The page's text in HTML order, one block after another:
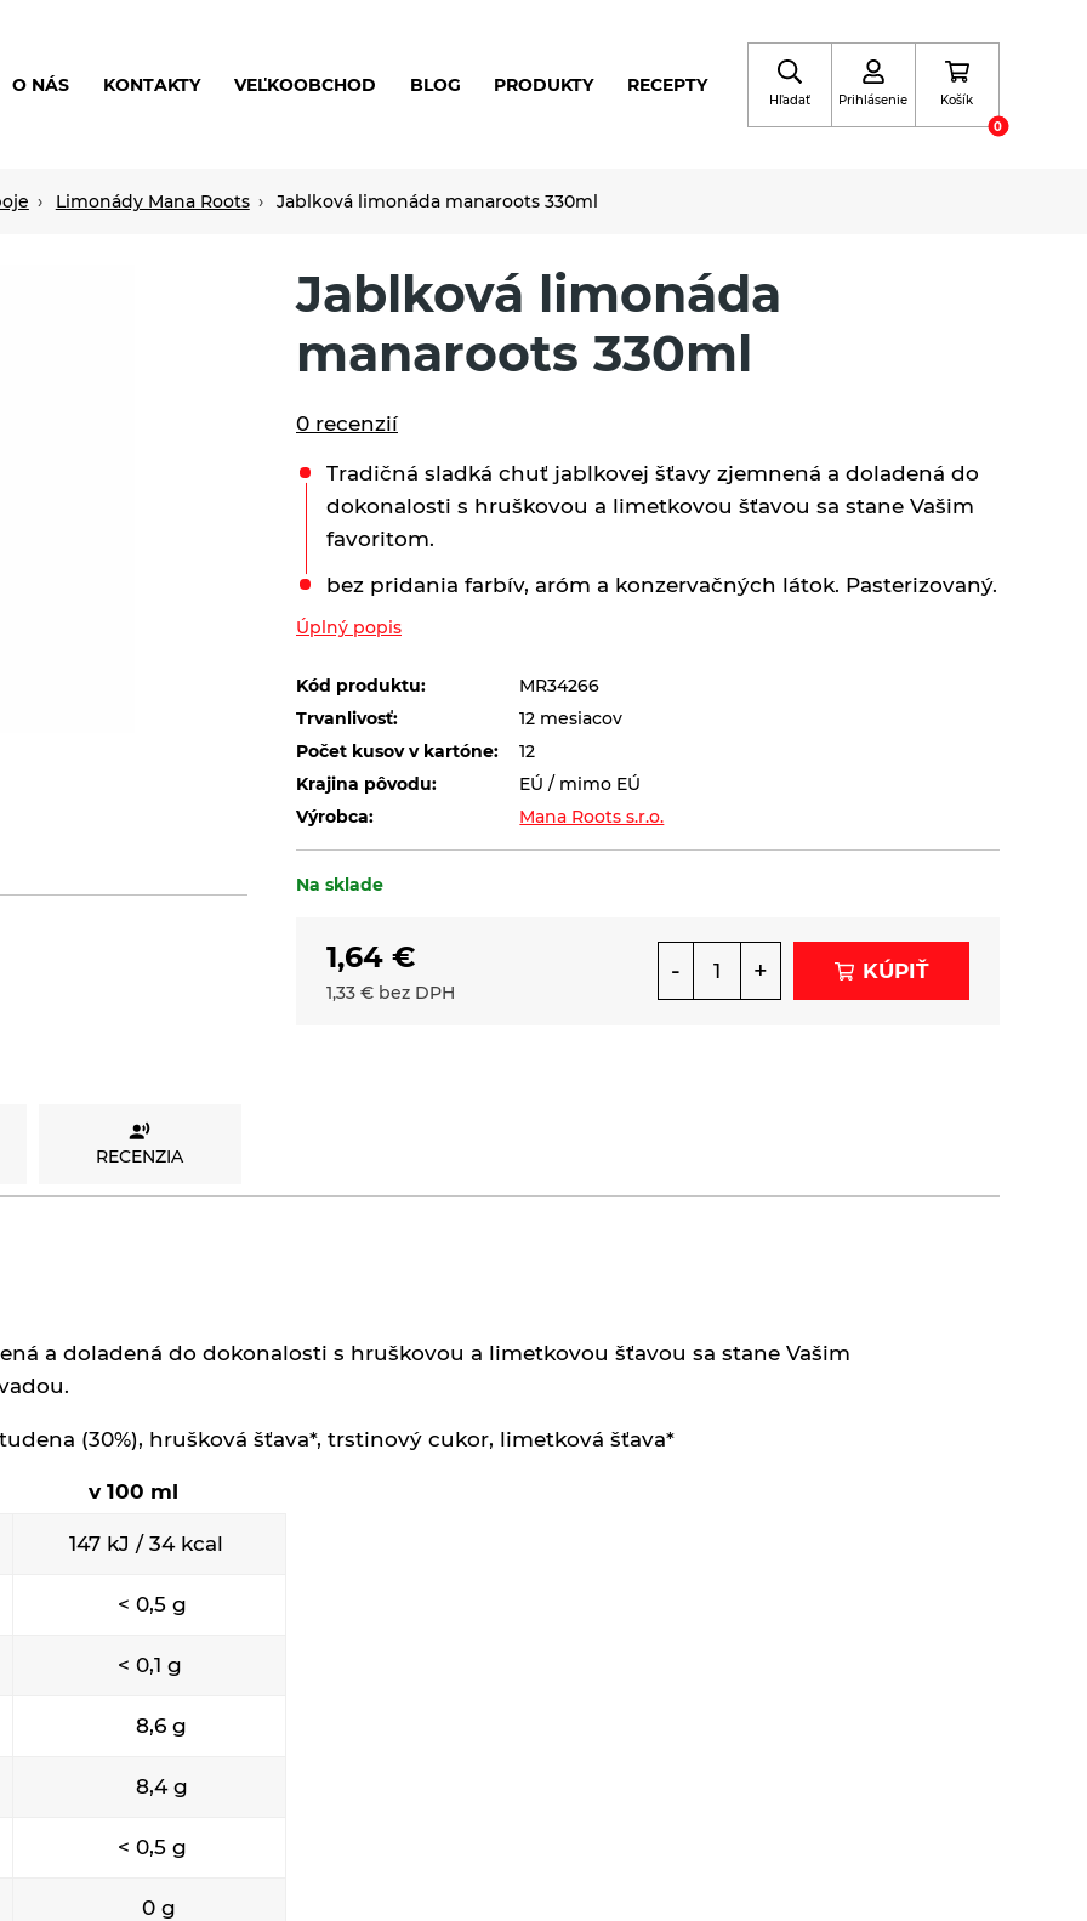
O NÁS KONTAKTY VEĽKOOBCHOD BLOG PRODUKTY RECEPTY
Hľadať Prihlásenie
Košík
0
Limonády Mana Roots Jablková limonáda manaroots 330ml
Jablková limonáda
manaroots 330ml
0 recenzií
Tradičná sladká chuť jablkovej šťavy zjemnená a doladená do
dokonalosti s hruškovou a limetkovou šťavou sa stane Vašim
favoritom.
bez pridania farbív, aróm a konzervačných látok. Pasterizovaný.
Úplný popis
Kód produktu:
MR34266
Trvanlivosť:
12 mesiacov
Počet kusov v kartóne:
12
Krajina pôvodu:
EÚ / mimo EÚ
Výrobca:
Mana Roots s.r.o.
Na sklade
1,64 €
1,33 €
- + KÚPIŤ
RECENZIA
a doladená do dokonalosti s hruškovou a limetkovou šťavou sa stane Vašim
(30%), hrušková šťava*, trstinový cukor, limetková šťava*
v 100 ml
147 kJ / 34 kcal
< 0,5 g
< 0,1 g
8,6 g
8,4 g
< 0,5 g
0 g